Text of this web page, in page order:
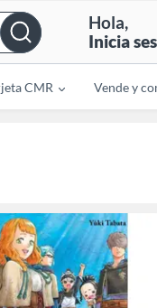
Hola,
Inicia
CMR Vende y